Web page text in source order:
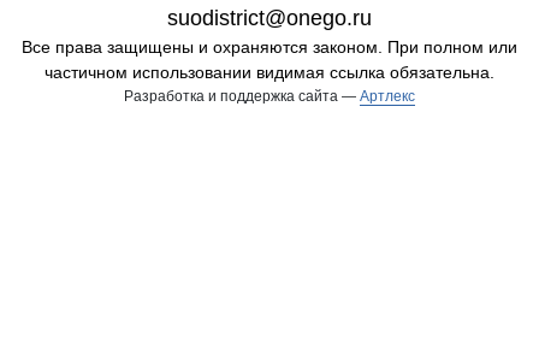
suodistrict@onego.ru
Все права защищены и охраняются законом. При полном или
частичном использовании видимая ссылка обязательна.
Разработка и поддержка сайта — Артлекс